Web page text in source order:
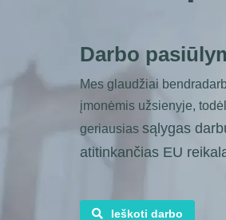
Darbo
Mes glaudžiai
įmonėmis užsienyje,
geriausias sąlygas
atitinkančias EU
Ieškoti darbo